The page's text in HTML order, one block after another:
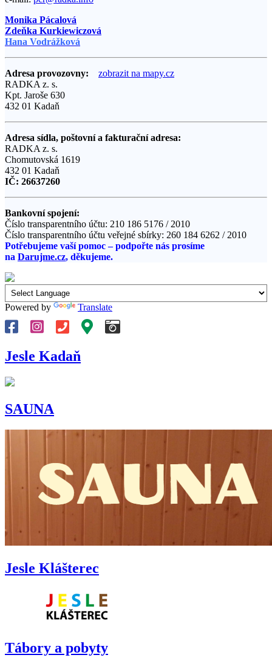
Monika Pácalová
Zdeňka Kurkiewiczová
Hana Vodrážková
Adresa provozovny:
zobrazit na mapy.cz
RADKA z. s.
Kpt. Jaroše 630
432 01 Kadaň
Adresa sídla, poštovní a fakturační adresa:
RADKA z. s.
Chomutovská 1619
432 01 Kadaň
IČ: 26637260
Bankovní spojení:
Číslo transparentního účtu: 210 186 5176 / 2010
Číslo transparentního účtu veřejné sbírky: 260 184 6262 / 2010
Potřebujeme vaší pomoc – podpořte nás prosíme
na Darujme.cz, děkujeme.
Powered by Translate
Jesle Kadaň
SAUNA
Jesle Klášterec
Tábory a pobyty